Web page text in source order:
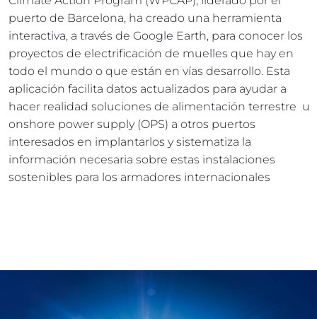
puerto de Barcelona, ha creado una herramienta
interactiva, a través de Google Earth, para conocer los
proyectos de electrificación de muelles que hay en
todo el mundo o que están en vías desarrollo. Esta
aplicación facilita datos actualizados para ayudar a
hacer realidad soluciones de alimentación terrestre  u
onshore power supply (OPS) a otros puertos
interesados en implantarlos y sistematiza la
información necesaria sobre estas instalaciones
sostenibles para los armadores internacionales